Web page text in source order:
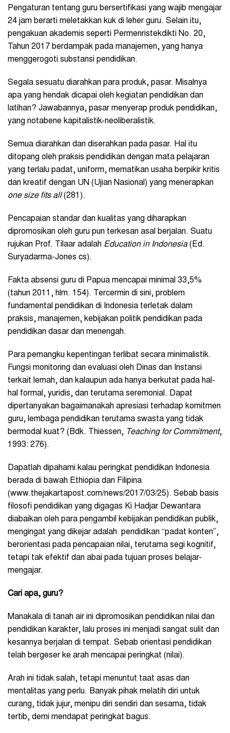
Pengaturan tentang guru bersertifikasi yang wajib mengajar
24 jam berarti meletakkan kuk di leher guru. Selain itu,
pengakuan akademis seperti Permenristekdikti No. 20,
Tahun 2017 berdampak pada manajemen, yang hanya
menggerogoti substansi pendidikan.
Segala sesuatu diarahkan para produk, pasar. Misalnya
apa yang hendak dicapai oleh kegiatan pendidikan dan
latihan? Jawabannya, pasar menyerap produk pendidikan,
yang notabene kapitalistik-neoliberalistik.
Semua diarahkan dan diserahkan pada pasar. Hal itu
ditopang oleh praksis pendidikan dengan mata pelajaran
yang terlalu padat, uniform, mematikan usaha berpikir kritis
dan kreatif dengan UN (Ujian Nasional) yang menerapkan
one size fits all(281).
Pencapaian standar dan kualitas yang diharapkan
dipromosikan oleh guru pun terkesan asal berjalan. Suatu
rujukan Prof. Tilaar adalah Education in Indonesia(Ed.
Suryadarma-Jones cs).
Fakta absensi guru di Papua mencapai minimal 33,5%
(tahun 2011, hlm. 154). Tercermin di sini, problem
fundamental pendidikan di Indonesia terletak dalam
praksis, manajemen, kebijakan politik pendidikan pada
pendidikan dasar dan menengah.
Para pemangku kepentingan terlibat secara minimalistik.
Fungsi monitoring dan evaluasi oleh Dinas dan Instansi
terkait lemah, dan kalaupun ada hanya berkutat pada hal-
hal formal, yuridis, dan terutama seremonial. Dapat
dipertanyakan bagaimanakah apresiasi terhadap komitmen
guru, lembaga pendidikan terutama swasta yang tidak
bermodal kuat? (Bdk. Thiessen, Teaching for Commitment,
1993: 276).
Dapatlah dipahami kalau peringkat pendidikan Indonesia
berada di bawah Ethiopia dan Filipina
(www.thejakartapost.com/news/2017/03/25). Sebab basis
filosofi pendidikan yang digagas Ki Hadjar Dewantara
diabaikan oleh para pengambil kebijakan pendidikan publik,
mengingat yang dikejar adalah pendidikan “padat konten”,
berorientasi pada pencapaian nilai, terutama segi kognitif,
tetapi tak efektif dan abai pada tujuan proses belajar-
mengajar.
Cari apa, guru?
Manakala di tanah air ini dipromosikan pendidikan nilai dan
pendidikan karakter, lalu proses ini menjadi sangat sulit dan
kesannya berjalan di tempat. Sebab orientasi pendidikan
telah bergeser ke arah mencapai peringkat (nilai).
Arah ini tidak salah, tetapi menuntut taat asas dan
mentalitas yang perlu. Banyak pihak melatih diri untuk
curang, tidak jujur, menipu diri sendiri dan sesama, tidak
tertib, demi mendapat peringkat bagus.